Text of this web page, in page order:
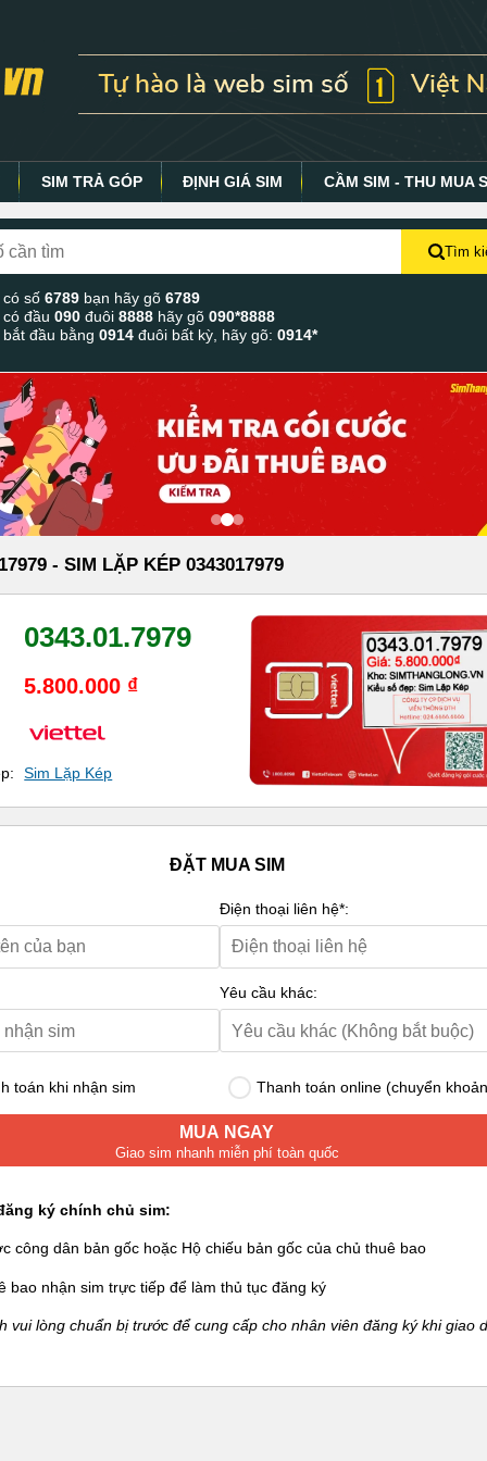
SIM TRẢ GÓP ĐỊNH GIÁ SIM CẦM SIM - THU MUA
Tìm
có số6789 bạn hãy gõ6789
có đầu090đuôi8888 hãy gõ090*8888
bắt đầu bằng0914 đuôi bất kỳ, hãy gõ:0914*
- SIM LẶP KÉP 0343017979
0343.01.7979
5.800.000 ₫
Sim Lặp Kép
ĐẶT MUA SIM
Điện thoại liên hệ*:
Yêu cầu khác:
toán khi nhận sim Thanh toán online (chuyển
MUA NGAY
Giao sim nhanh miễn phí toàn quốc
ký chính chủ sim:
công dân bản gốc hoặc Hộ chiếu bản gốc của chủ thuê bao
bao nhận sim trực tiếp để làm thủ tục đăng ký
vui lòng chuẩn bị trước để cung cấp cho nhân viên đăng ký khi giao